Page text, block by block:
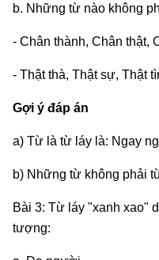
b. Những từ nào không
- Chân thành, Chân thật,
- Thật thà, Thật sự, Thật
Gợi ý đáp án
a) Từ là từ láy là: Ngay
b) Những từ không phải
Bài 3: Từ láy "xanh xao"
tượng: